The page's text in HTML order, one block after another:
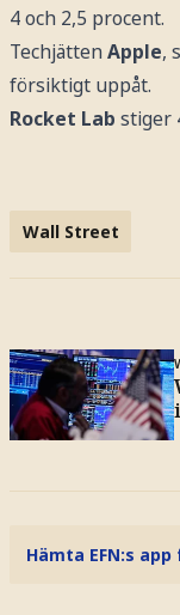
4 och 2,5 procent.
Techjätten Apple,
försiktigt uppåt.
Rocket Lab stiger
Wall Street
Hämta EFN:s